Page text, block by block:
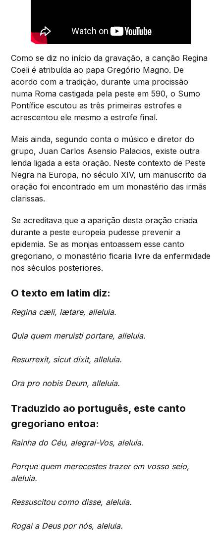
Como se diz no início da gravação, a canção Regina
Coeli é atribuída ao papa Gregório Magno. De
acordo com a tradição, durante uma procissão
numa Roma castigada pela peste em 590, o Sumo
Pontífice escutou as três primeiras estrofes e
acrescentou ele mesmo a estrofe final.
Mais ainda, segundo conta o músico e diretor do
grupo, Juan Carlos Asensio Palacios, existe outra
lenda ligada a esta oração. Neste contexto de Peste
Negra na Europa, no século XIV, um manuscrito da
oração foi encontrado em um monastério das irmãs
clarissas.
Se acreditava que a aparição desta oração criada
durante a peste europeia pudesse prevenir a
epidemia. Se as monjas entoassem esse canto
gregoriano, o monastério ficaria livre da enfermidade
nos séculos posteriores.
O texto em latim diz:
Regina cæli, lætare, alleluia.
Quia quem meruisti portare, alleluia.
Resurrexit, sicut dixit, alleluia.
Ora pro nobis Deum, alleluia.
Traduzido ao português, este canto
gregoriano entoa:
Rainha do Céu, alegrai-Vos, aleluia.
Porque quem merecestes trazer em vosso seio,
aleluia.
Ressuscitou como disse, aleluia.
Rogai a Deus por nós, aleluia.